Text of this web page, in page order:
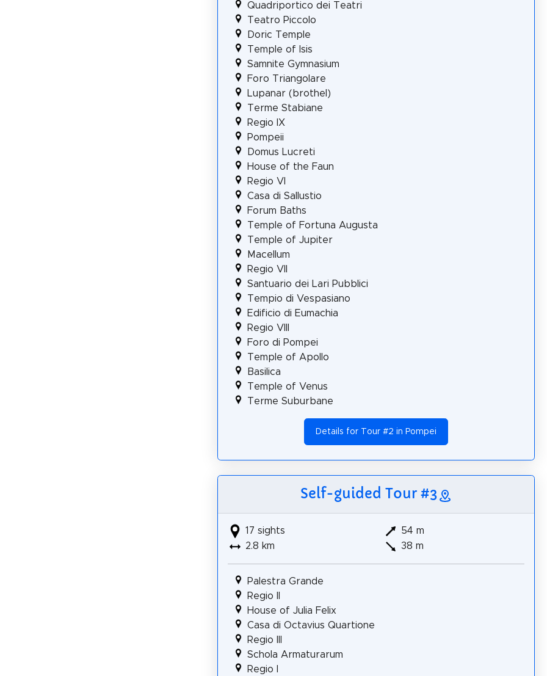
Quadriportico dei Teatri
Teatro Piccolo
Doric Temple
Temple of Isis
Samnite Gymnasium
Foro Triangolare
Lupanar (brothel)
Terme Stabiane
Regio IX
Pompeii
Domus Lucreti
House of the Faun
Regio VI
Casa di Sallustio
Forum Baths
Temple of Fortuna Augusta
Temple of Jupiter
Macellum
Regio VII
Santuario dei Lari Pubblici
Tempio di Vespasiano
Edificio di Eumachia
Regio VIII
Foro di Pompei
Temple of Apollo
Basilica
Temple of Venus
Terme Suburbane
Details for Tour #2 in Pompei
Self-guided Tour #3
17 sights
2.8 km
54 m
38 m
Palestra Grande
Regio II
House of Julia Felix
Casa di Octavius Quartione
Regio III
Schola Armaturarum
Regio I